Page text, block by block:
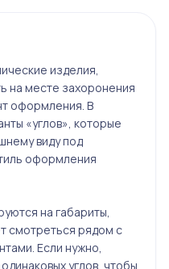
изделия,
на месте захоронения
оформления. В
«углов», которые
виду под
оформления
на габариты,
смотреться рядом с
Если нужно,
углов, чтобы